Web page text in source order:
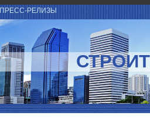
ПРЕСС-РЕЛИЗЫ